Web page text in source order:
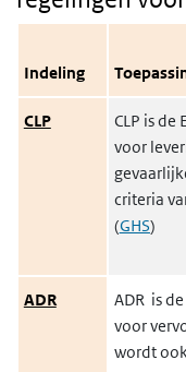
Indeling
CLP CLP is de
voor
criteria
(GHS)
ADR ADR is
voor
wordt